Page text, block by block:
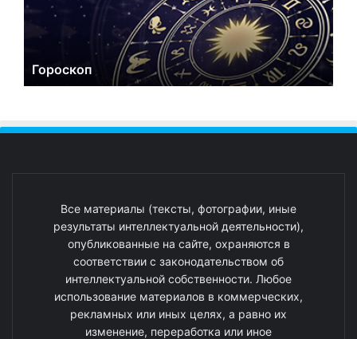
Гороскоп
Все материалы (тексты, фотографии, иные
результаты интеллектуальной деятельности),
опубликованные на сайте, охраняются в
соответствии с законодательством об
интеллектуальной собственности. Любое
использование материалов в коммерческих,
рекламных или иных целях, а равно их
изменение, переработка или иное